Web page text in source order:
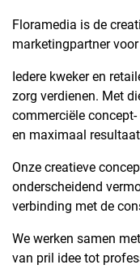
Floramedia is de
marketingpartner
Iedere kweker en
zorg verdienen. Met
commerciële
en maximaal
Onze creatieve
onderscheidend
verbinding met de
We werken samen
van pril idee tot